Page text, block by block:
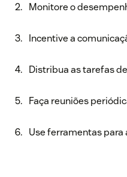
Monitore o
Incentive a
Distribua as tarefas
Faça reuniões
Use ferramentas para